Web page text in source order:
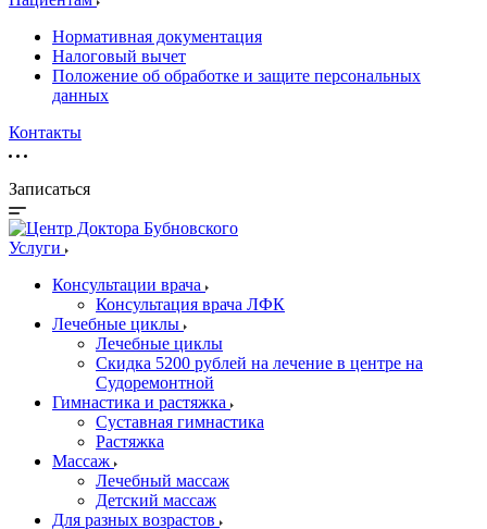
Нормативная документация
Налоговый вычет
Положение об обработке и защите персональных
данных
Контакты
Записаться
Услуги
Консультации врача
Консультация врача ЛФК
Лечебные циклы
Лечебные циклы
Скидка 5200 рублей на лечение в центре на
Судоремонтной
Гимнастика и растяжка
Суставная гимнастика
Растяжка
Массаж
Лечебный массаж
Детский массаж
Для разных возрастов